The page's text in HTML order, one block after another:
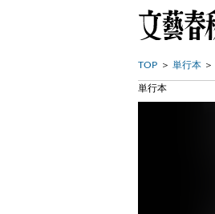
TOP 単行本
単行本